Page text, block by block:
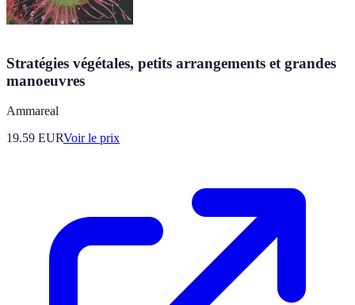
Stratégies végétales, petits arrangements et grandes
manoeuvres
Ammareal
19.59 EURVoir le prix